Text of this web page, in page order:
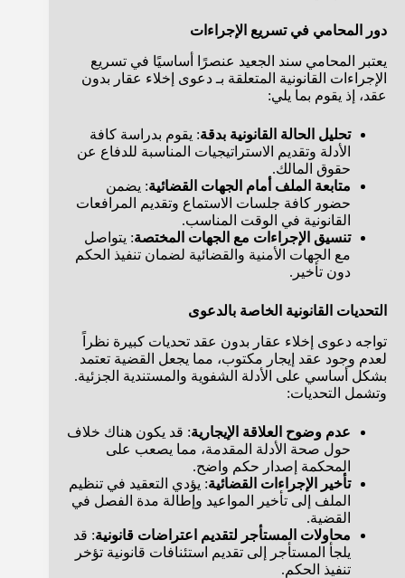
دور المحامي في تسريع الإجراءات
يعتبر المحامي سند الجعيد عنصرًا أساسيًا في تسريع
الإجراءات القانونية المتعلقة بـ دعوى إخلاء عقار بدون
عقد، إذ يقوم بما يلي:
تحليل الحالة القانونية بدقة: يقوم بدراسة كافة
الأدلة وتقديم الاستراتيجيات المناسبة للدفاع عن
حقوق المالك.
متابعة الملف أمام الجهات القضائية: يضمن
حضور كافة جلسات الاستماع وتقديم المرافعات
القانونية في الوقت المناسب.
تنسيق الإجراءات مع الجهات المختصة: يتواصل
مع الجهات الأمنية والقضائية لضمان تنفيذ الحكم
دون تأخير.
التحديات القانونية الخاصة بالدعوى
تواجه دعوى إخلاء عقار بدون عقد تحديات كبيرة نظراً
لعدم وجود عقد إيجار مكتوب، مما يجعل القضية تعتمد
بشكل أساسي على الأدلة الشفوية والمستندية الجزئية.
وتشمل التحديات:
عدم وضوح العلاقة الإيجارية: قد يكون هناك خلاف
حول صحة الأدلة المقدمة، مما يصعب على
المحكمة إصدار حكم واضح.
تأخير الإجراءات القضائية: يؤدي التعقيد في تنظيم
الملف إلى تأخير المواعيد وإطالة مدة الفصل في
القضية.
محاولات المستأجر لتقديم اعتراضات قانونية: قد
يلجأ المستأجر إلى تقديم استئنافات قانونية تؤخر
تنفيذ الحكم.